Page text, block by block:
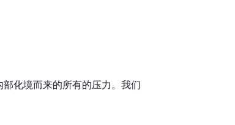
化境而来的所有的压力。我们